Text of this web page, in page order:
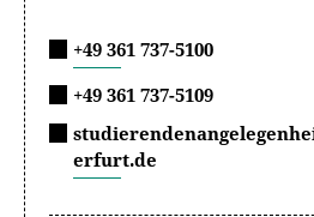
+49 361 737-5100
+49 361 737-5109
erfurt.de